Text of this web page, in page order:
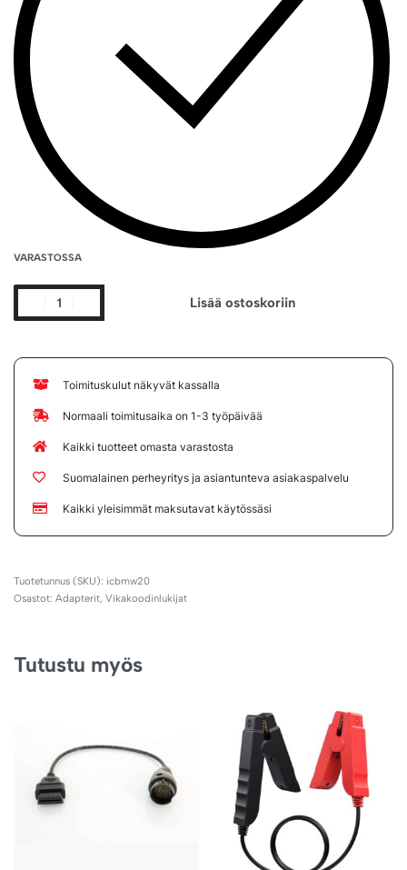
VARASTOSSA
Lisää ostoskoriin
Toimituskulut näkyvät kassalla
Normaali toimitusaika on 1-3 työpäivää
Kaikki tuotteet omasta varastosta
Suomalainen perheyritys ja asiantunteva asiakaspalvelu
Kaikki yleisimmät maksutavat käytössäsi
icbmw20
Osastot: Adapterit, Vikakoodinlukijat
Tutustu myös